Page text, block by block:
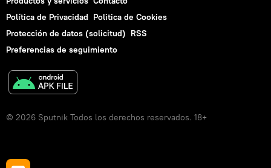
Política de Privacidad Politica de Cookies
Protección de datos (solicitud) RSS
Preferencias de seguimiento
© 2026 Sputnik Todos los derechos reservados. 18+